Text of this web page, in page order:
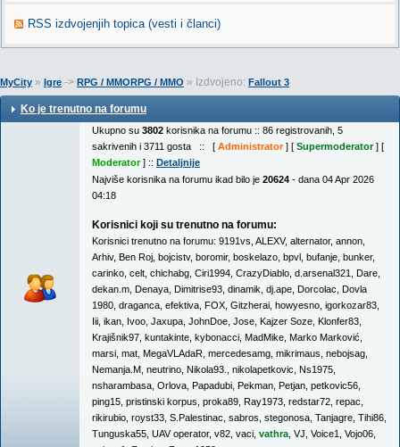
RSS izdvojenjih topica (vesti i članci)
MyCity » Igre -> RPG / MMORPG / MMO » Izdvojeno: Fallout 3
Ko je trenutno na forumu
Ukupno su 3802 korisnika na forumu :: 86 registrovanih, 5
sakrivenih i 3711 gosta :: [ Administrator] [ Supermoderator] [
Moderator] :: Detaljnije
Najviše korisnika na forumu ikad bilo je 20624 - dana 04 Apr 2026
04:18
Korisnici koji su trenutno na forumu:
Korisnici trenutno na forumu: 9191vs ALEXV, alternator, annon
Arhiv, Ben Roj bojcistv, boromir, boskelazo bpvl bufanje bunker,
carinko celt chichabg Ciri1994 CrazyDiablo d.arsenal321 Dare
dekan.m Denaya Dimitrise93 dinamik dj.ape Dorcolac Dovla
1980 draganca efektiva FOX Gitzherai howyesno igorkozar83
Iii ikan Ivoo Jaxupa JohnDoe Jose Kajzer Soze Klonfer83
Krajišnik97 kuntakinte kybonacci MadMike Marko Marković
marsi mat MegaVLAdaR mercedesamg mikrimaus nebojsag
Nemanja.M neutrino Nikola93. nikolapetkovic Ns1975
nsharambasa Orlova Papadubi Pekman Petjan petkovic56
ping15 pristinski korpus proka89 Ray1973 redstar72 repac
rikirubio royst33 S.Palestinac sabros stegonosa Tanjagre Tihi86
Tunguska55 UAV operator, v82 vaci vathra VJ Voice1 Vojo06